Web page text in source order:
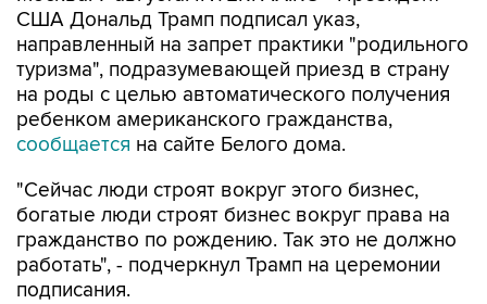
США Дональд Трамп подписал указ,
направленный на запрет практики "родильного
туризма", подразумевающей приезд в страну
на роды с целью автоматического получения
ребенком американского гражданства,
сообщается на сайте Белого дома.
"Сейчас люди строят вокруг этого бизнес,
богатые люди строят бизнес вокруг права на
гражданство по рождению. Так это не должно
работать", - подчеркнул Трамп на церемонии
подписания.